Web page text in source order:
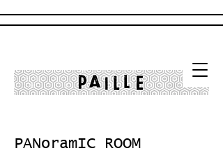
PANoramIC ROOM